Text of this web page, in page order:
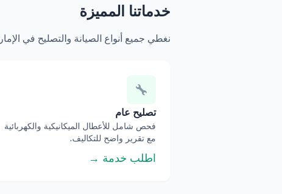
خدماتنا المميزة
نغطي جميع أنواع الصيانة والتصليح في
تصليح عام
فحص شامل للأعطال الميكانيكية والكهربائية
مع تقرير واضح للتكاليف.
اطلب خدمة →